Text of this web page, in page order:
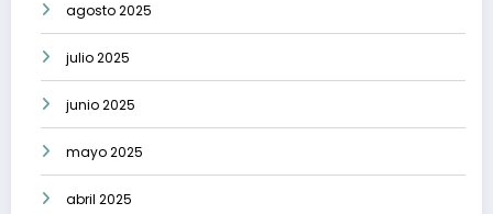
agosto 2025
julio 2025
junio 2025
mayo 2025
abril 2025